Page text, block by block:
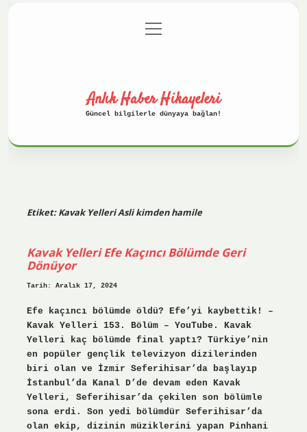
Gizlilik Politikası
menüyü
aç
Anlık Haber Hikayeleri
Güncel bilgilerle dünyaya bağlan!
Etiket:Kavak Yelleri Asli kimden hamile
Kavak Yelleri Efe Kaçıncı Bölümde Geri
Dönüyor
Tarih: Aralık 17, 2024
Efe kaçıncı bölümde öldü? Efe’yi kaybettik! –
Kavak Yelleri 153. Bölüm – YouTube. Kavak
Yelleri kaç bölümde final yaptı? Türkiye’nin
en popüler gençlik televizyon dizilerinden
biri olan ve İzmir Seferihisar’da başlayıp
İstanbul’da Kanal D’de devam eden Kavak
Yelleri, Seferihisar’da çekilen son bölümle
sona erdi. Son yedi bölümdür Seferihisar’da
olan ekip, dizinin müziklerini yapan Pinhani